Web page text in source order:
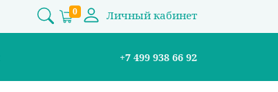
0 Личный кабинет
+7 499 938 66 92